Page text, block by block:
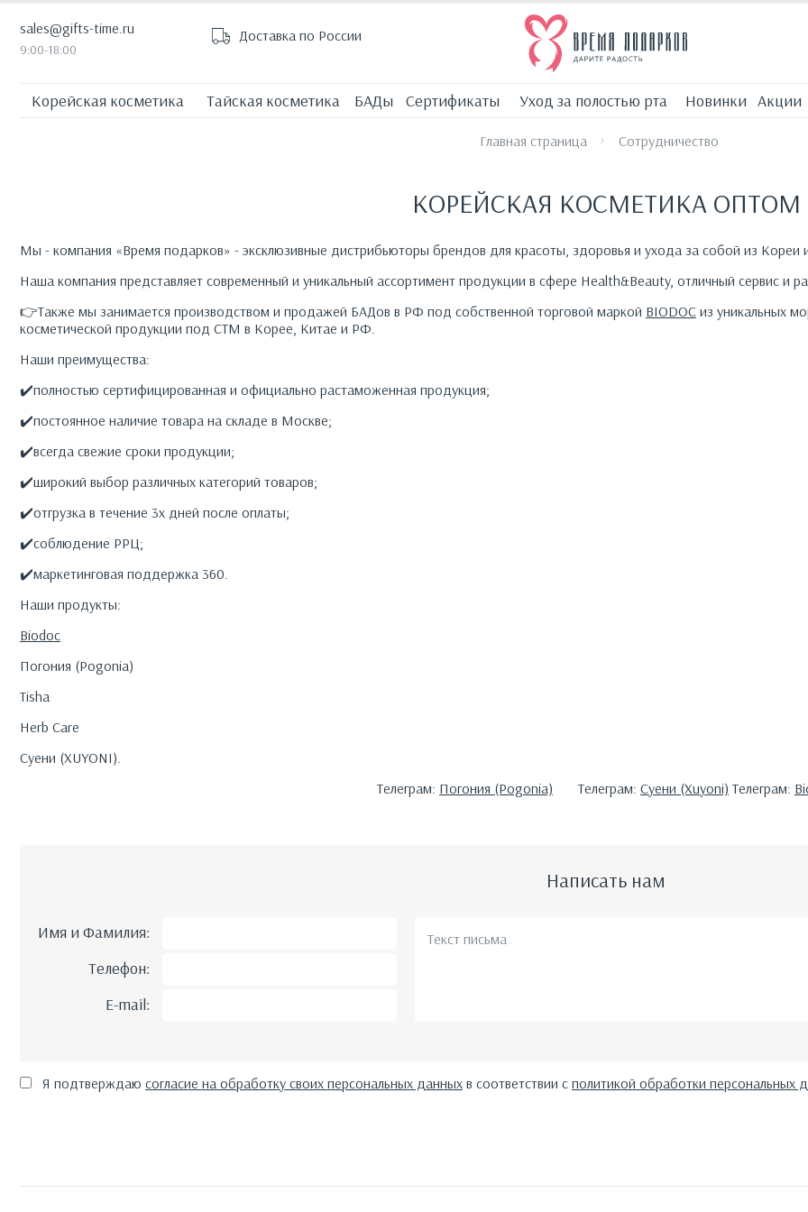
sales@gifts-time.ru
9:00-18:00
Доставка по России
Корейская косметика Тайская косметика БАДы Сертификаты Уход за полостью рта Новинки Акции
Главная страница Сотрудничество
КОРЕЙСКАЯ КОСМЕТИКА ОПТОМ
Мы - компания «Время подарков» - эксклюзивные дистрибьюторы брендов для красоты, здоровья и ухода за собой из Кореи
Наша компания представляет современный и уникальный ассортимент продукции в сфере Health&Beauty, отличный сервис и
👉Также мы занимается производством и продажей БАДов в РФ под собственной торговой маркой BIODOC из уникальных
косметической продукции под СТМ в Корее, Китае и РФ.
Наши преимущества:
✔️полностью сертифицированная и официально растаможенная продукция;
✔️постоянное наличие товара на складе в Москве;
✔️всегда свежие сроки продукции;
✔️широкий выбор различных категорий товаров;
✔️отгрузка в течение 3х дней после оплаты;
✔️соблюдение РРЦ;
✔️маркетинговая поддержка 360.
Наши продукты:
Biodoc
Погония (Pogonia)
Tisha
Herb Care
Суени (XUYONI).
Телеграм: Погония (Pogonia) Телеграм: Суени (Xuyoni) Телеграм:
Написать нам
Имя и Фамилия:
Телефон:
E-mail:
Я подтверждаю согласие на обработку своих персональных данных в соответствии с политикой обработки персональных